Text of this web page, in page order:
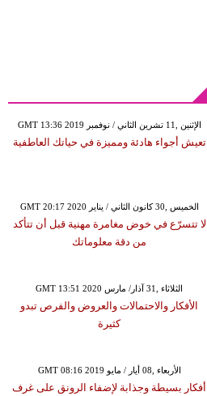
GMT 13:36 2019 الإثنين ,11 تشرين الثاني / نوفمبر
تعيش أجواء هادئة ومميزة في حياتك العاطفية
GMT 20:17 2020 الخميس ,30 كانون الثاني / يناير
لا تتسرّع في خوض مغامرة مهنية قبل أن تتأكد
من دقة معلوماتك
GMT 13:51 2020 الثلاثاء ,31 آذار/ مارس
الأفكار والاحتمالات والعروض والفرص تبدو
كثيرة
GMT 08:16 2019 الأربعاء ,08 أيار / مايو
أفكار بسيطة وجذابة لإضفاء الرونق على غرف